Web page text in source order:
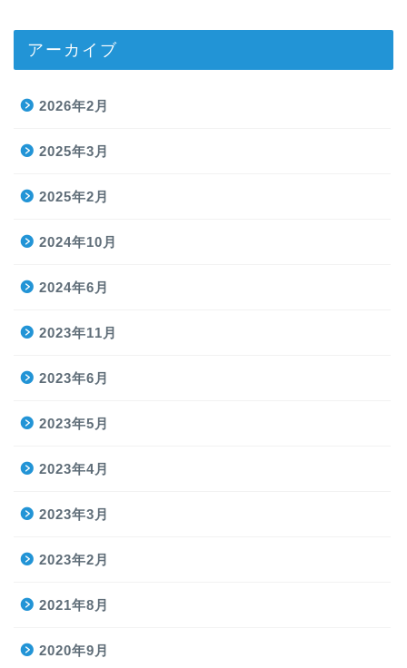
アーカイブ
2026年2月
2025年3月
2025年2月
2024年10月
2024年6月
2023年11月
2023年6月
2023年5月
2023年4月
2023年3月
2023年2月
2021年8月
2020年9月